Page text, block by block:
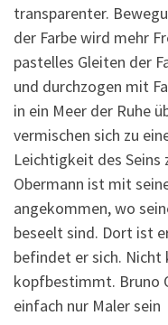
transparenter.
der Farbe wird mehr
pastelles Gleiten der
und durchzogen mit
in ein Meer der Ruhe
vermischen sich zu
Leichtigkeit des
Obermann ist mit
angekommen, wo
beseelt sind. Dort ist
befindet er sich.
kopfbestimmt. Bruno
einfach nur Maler sein